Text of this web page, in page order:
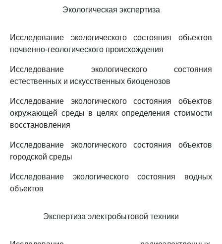
Экологическая экспертиза
Исследование экологического состояния объектов
почвенно-геологического происхождения
Исследование экологического состояния
естественных и искусственных биоценозов
Исследование экологического состояния объектов
окружающей среды в целях определения стоимости
восстановления
Исследование экологического состояния объектов
городской среды
Исследование экологического состояния водных
объектов
Экспертиза электробытовой техники